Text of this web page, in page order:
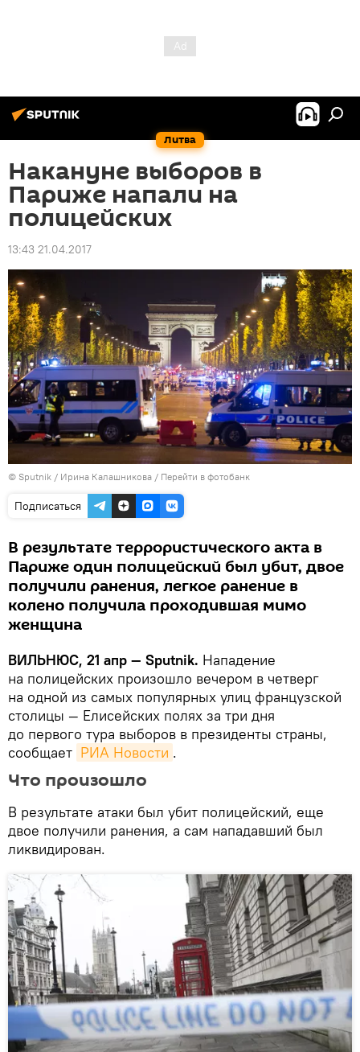
Литва
Накануне выборов в
Париже напали на
полицейских
13:43 21.04.2017
© Sputnik / Ирина Калашникова / Перейти в фотобанк
Подписаться
В результате террористического акта в
Париже один полицейский был убит, двое
получили ранения, легкое ранение в
колено получила проходившая мимо
женщина
ВИЛЬНЮС, 21 апр — Sputnik. Нападение
на полицейских произошло вечером в четверг
на одной из самых популярных улиц французской
столицы — Елисейских полях за три дня
до первого тура выборов в президенты страны,
сообщает РИА Новости .
Что произошло
В результате атаки был убит полицейский, еще
двое получили ранения, а сам нападавший был
ликвидирован.